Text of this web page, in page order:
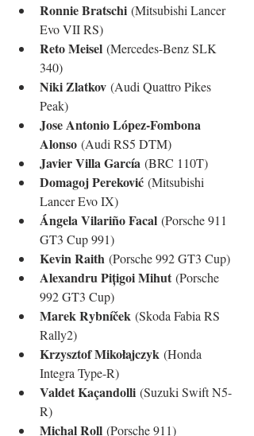
Ronnie Bratschi (Mitsubishi Lancer
Evo VII RS)
Reto Meisel (Mercedes-Benz SLK
340)
Niki Zlatkov (Audi Quattro Pikes
Peak)
Jose Antonio López-Fombona
Alonso (Audi RS5 DTM)
Javier Villa García (BRC 110T)
Domagoj Pereković (Mitsubishi
Lancer Evo IX)
Ángela Vilariño Facal (Porsche 911
GT3 Cup 991)
Kevin Raith (Porsche 992 GT3 Cup)
Alexandru Pițigoi Mihut (Porsche
992 GT3 Cup)
Marek Rybníček (Skoda Fabia RS
Rally2)
Krzysztof Mikołajczyk (Honda
Integra Type-R)
Valdet Kaçandolli (Suzuki Swift N5-
R)
Michal Roll (Porsche 911)